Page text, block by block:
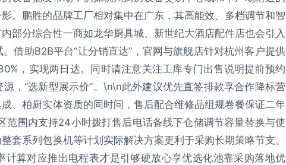
。鹏胜的品牌工厂相对集中在广东，其高能效、多档调节和智
部分综合性一商如龙华厨具城、新世纪大酒店配件店也会引入
借助B2B平台“让分销直达”，官网与旗舰店针对杭州客户提供
，实现两日达。同时请注意关注工库专门出售说明提前预约
，“选新型展示价”。\n\n此外建议优先直签排款享合作降标营
、柏厨实体资质的同时问，售后配合维修品组规卷餐保证二年
范围内支持24小时拨打售后电话备线下仓储调节容量替换与使
套系列包换机等计划实际解决方案更利于采购长期策略节支。
算对应推出电程表才是引够硬放心享优选化池靠采购落地优